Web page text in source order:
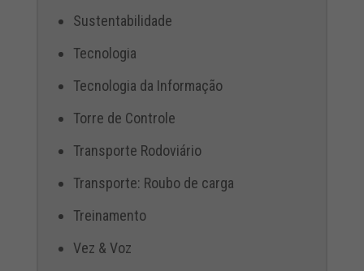
Sustentabilidade
Tecnologia
Tecnologia da Informação
Torre de Controle
Transporte Rodoviário
Transporte: Roubo de carga
Treinamento
Vez & Voz